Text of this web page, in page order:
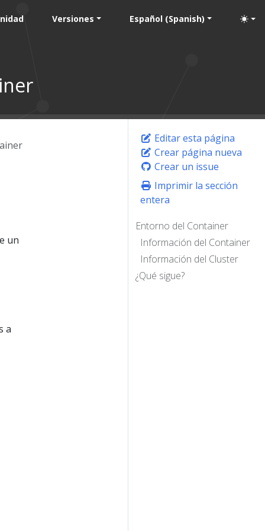
Versiones Español (Spanish)
Editar esta página
Crear página nueva
Crear un issue
Imprimir la sección
entera
Entorno del Container
Información del Container
Información del Cluster
¿Qué sigue?
un
a